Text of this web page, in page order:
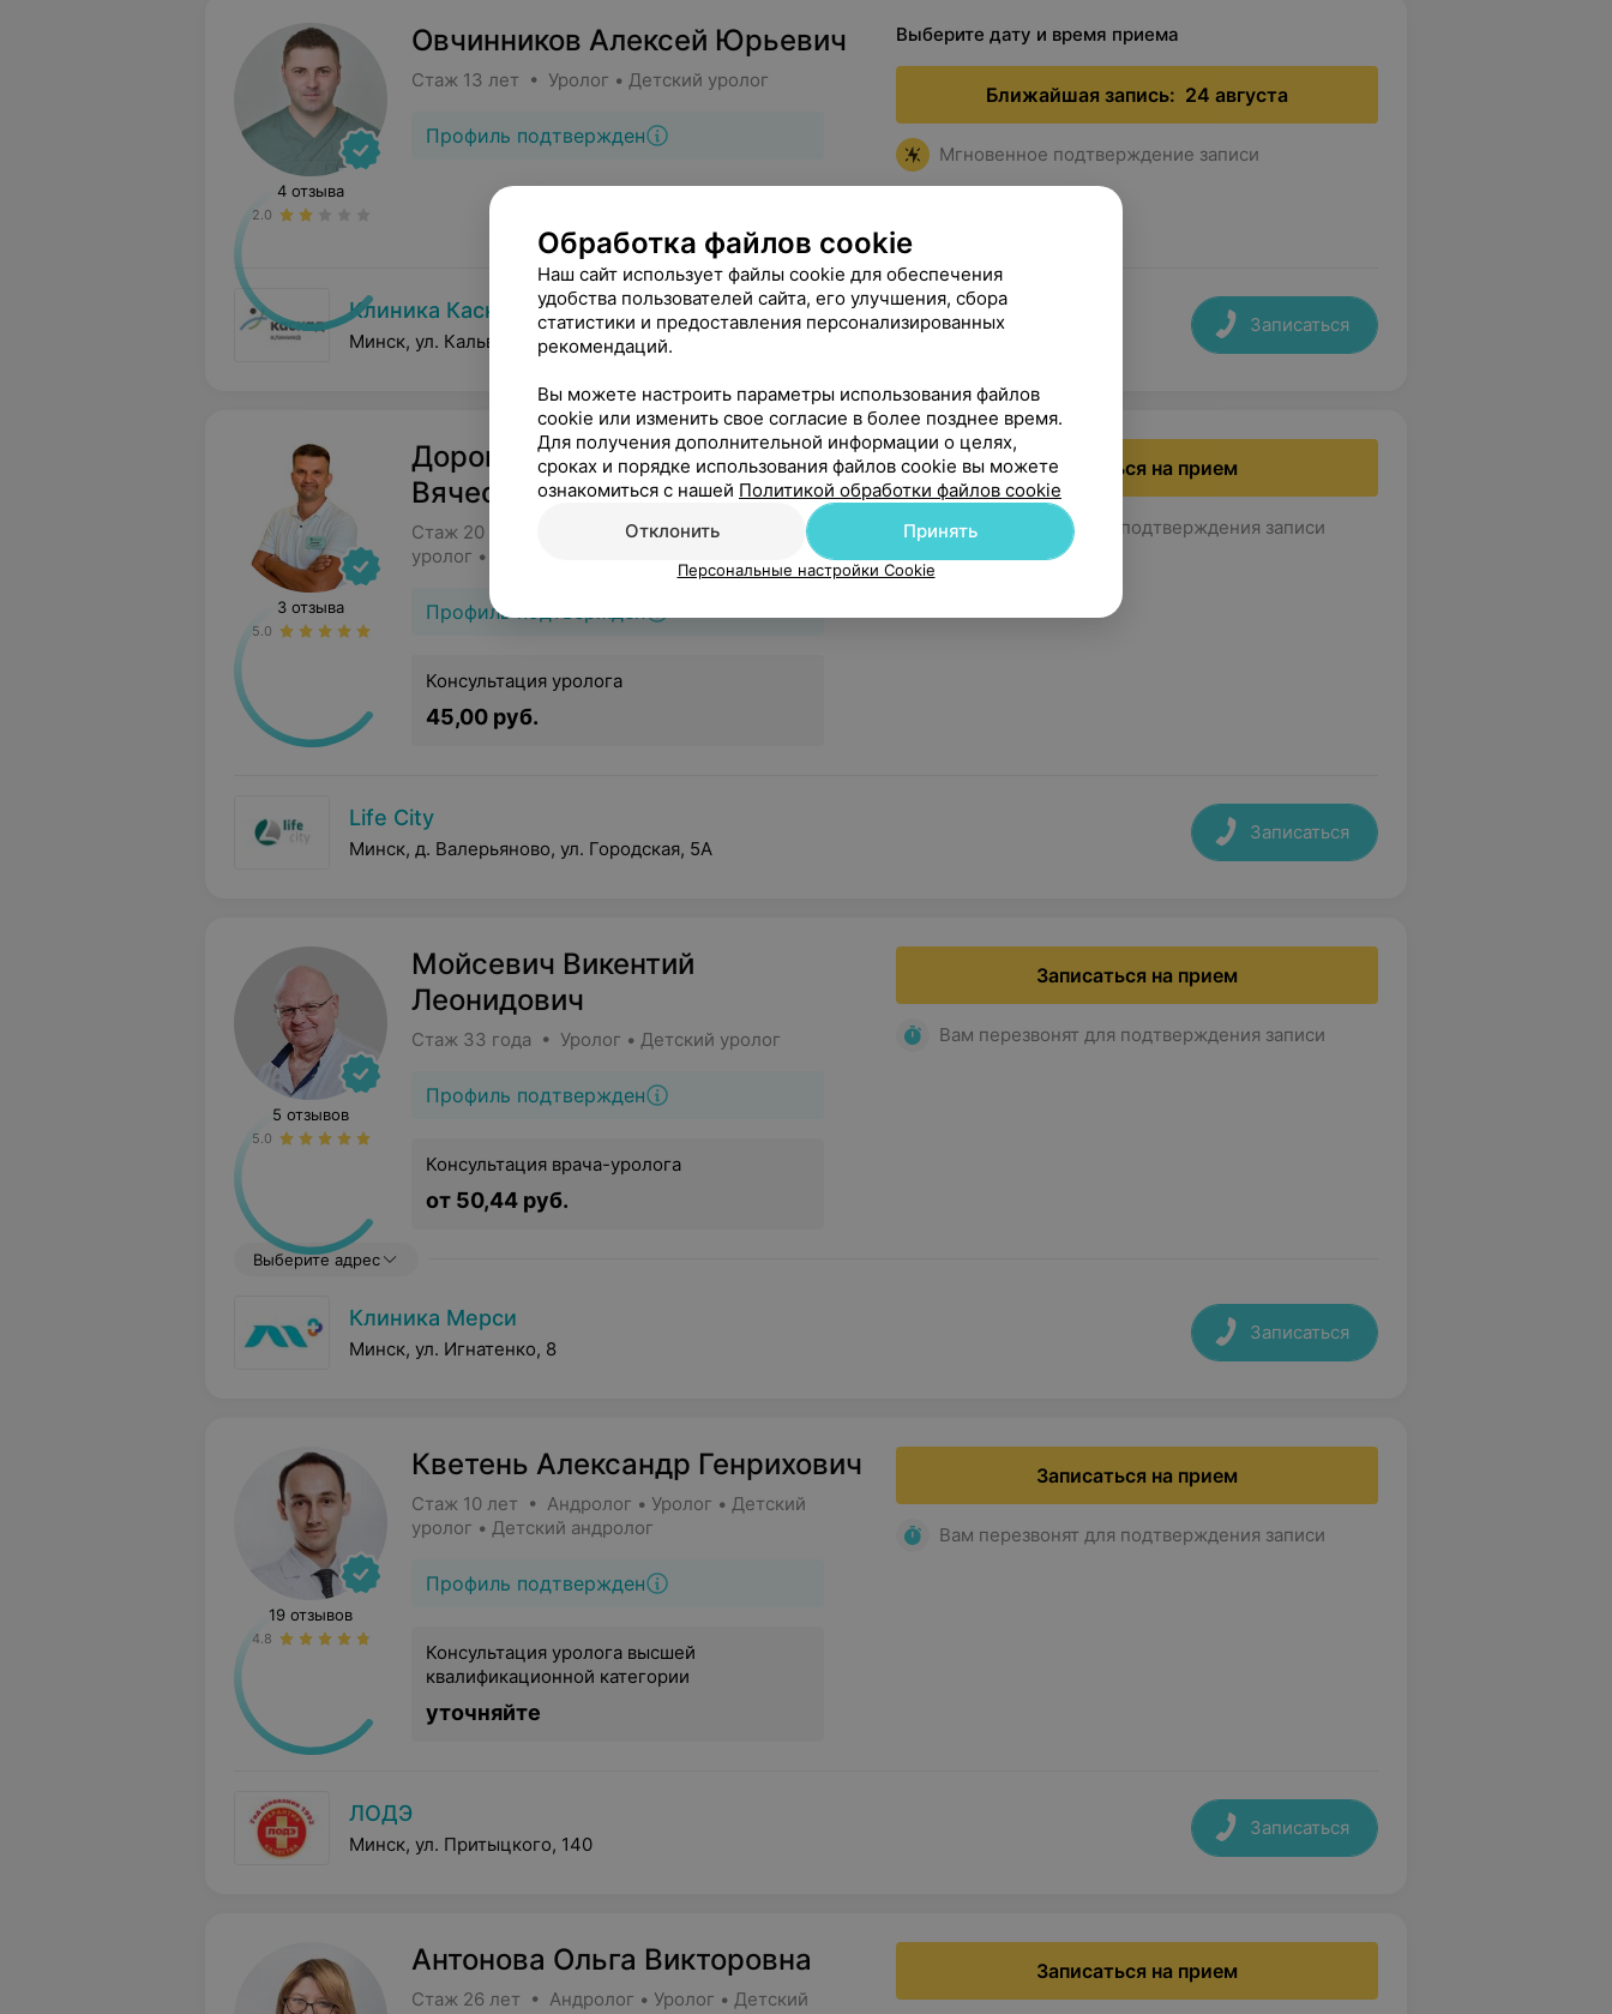
Овчинников Алексей Юрьевич
Стаж 13 лет • Уролог • Детский уролог
Профиль подтвержден
4 отзыва
2.0
Выберите дату и время приема
Ближайшая запись: 24 августа
Мгновенное подтверждение записи
Клиника Каскад
Минск, ул. Кальварийская, 40
Записаться
Дорошевич Руслан
Вячеславович
Стаж 20 лет • Андролог • Уролог • Детский
уролог • Детский андролог • Сексолог • Врач УЗД
Профиль подтвержден
3 отзыва
5.0
Консультация уролога
45,00 руб.
Записаться на прием
Вам перезвонят для подтверждения записи
Life City
Минск, д. Валерьяново, ул. Городская, 5А
Записаться
Мойсевич Викентий
Леонидович
Стаж 33 года • Уролог • Детский уролог
Профиль подтвержден
5 отзывов
5.0
Консультация врача-уролога
от 50,44 руб.
Записаться на прием
Вам перезвонят для подтверждения записи
Выберите адрес
Клиника Мерси
Минск, ул. Игнатенко, 8
Записаться
Кветень Александр Генрихович
Стаж 10 лет • Андролог • Уролог • Детский
уролог • Детский андролог
Профиль подтвержден
19 отзывов
4.8
Консультация уролога высшей
квалификационной категории
уточняйте
Записаться на прием
Вам перезвонят для подтверждения записи
ЛОДЭ
Минск, ул. Притыцкого, 140
Записаться
Антонова Ольга Викторовна
Стаж 26 лет • Андролог • Уролог • Детский
Записаться на прием
Обработка файлов cookie
Наш сайт использует файлы cookie для обеспечения
удобства пользователей сайта, его улучшения, сбора
статистики и предоставления персонализированных
рекомендаций.
Вы можете настроить параметры использования файлов
cookie или изменить свое согласие в более позднее время.
Для получения дополнительной информации о целях,
сроках и порядке использования файлов cookie вы можете
ознакомиться с нашей Политикой обработки файлов cookie
Отклонить
Принять
Персональные настройки Cookie